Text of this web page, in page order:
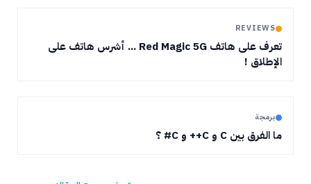
REVIEWS
تعرف على هاتف Red Magic 5G ... أشرس هاتف على
الإطلاق !
برمجة
ما الفرق بين C و C++ و C# ؟